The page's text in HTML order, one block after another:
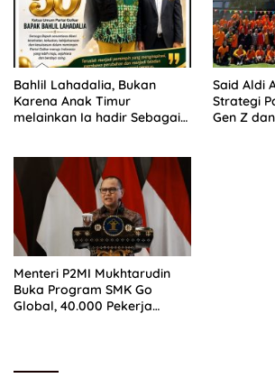
Bahlil Lahadalia, Bukan
Karena Anak Timur
melainkan Ia hadir Sebagai
Said Aldi
Strategi
Gen Z
Menteri P2MI Mukhtarudin
Buka Program SMK Go
Global, 40.000 Pekerja